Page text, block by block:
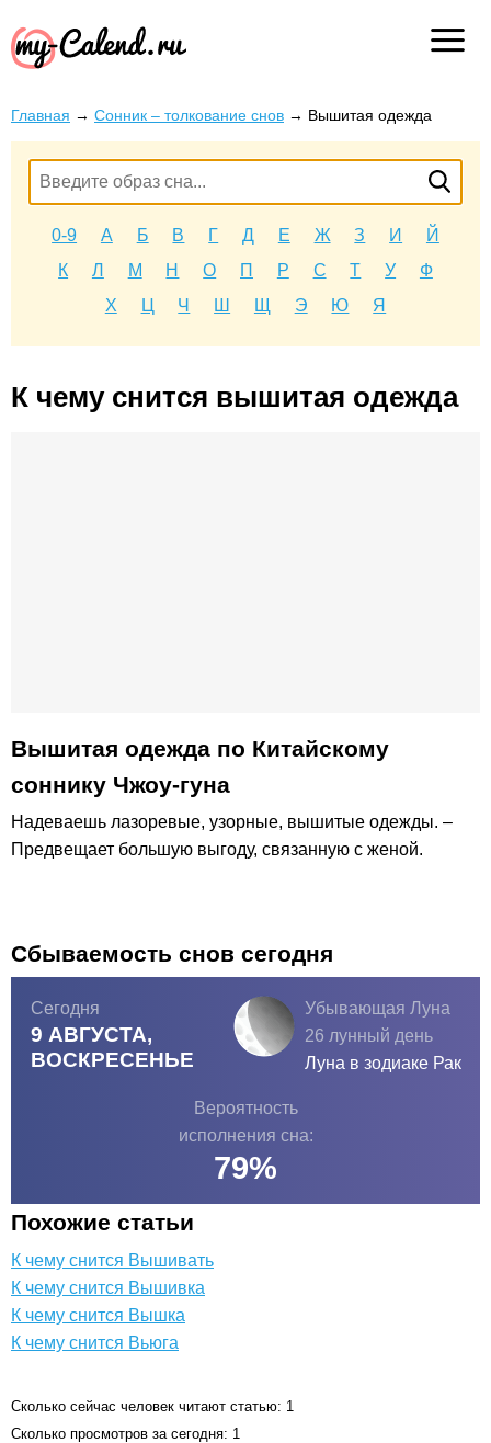
Главная → Сонник – толкование снов → Вышитая одежда
0-9 А Б В Г Д Е Ж З И
Й
К
Л М Н О П Р С Т У
Ф
Х
Ц Ч Ш Щ Э Ю Я
К чему снится вышитая одежда
Вышитая одежда по Китайскому
соннику Чжоу-гуна
Надеваешь лазоревые, узорные, вышитые одежды. –
Предвещает большую выгоду, связанную с женой.
Сбываемость снов сегодня
Сегодня
9 АВГУСТА,
ВОСКРЕСЕНЬЕ
Убывающая Луна
26 лунный день
Луна в зодиаке Рак
Вероятность
исполнения сна:
79%
Похожие статьи
К чему снится Вышивать
К чему снится Вышивка
К чему снится Вышка
К чему снится Вьюга
Сколько сейчас человек читают статью: 1
Сколько просмотров за сегодня: 1